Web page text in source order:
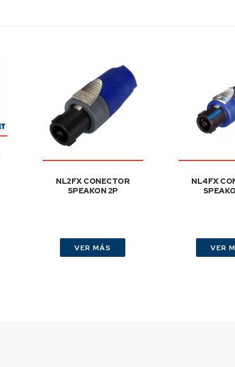
NL2FX CONECTOR
SPEAKON 2P
VER MÁS
NL4FX
VER